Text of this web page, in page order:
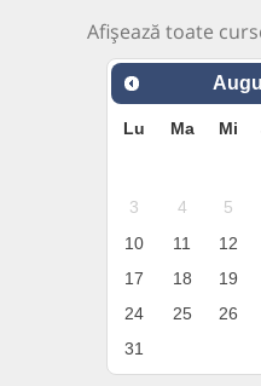
Afișează toate
Lu Ma Mi
3
4 5
10
11 12
17
18 19
24
25 26
31